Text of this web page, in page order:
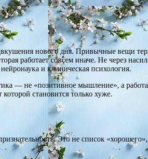
нового дня. Привычные вещи
работает совсем иначе. Не через
и клиническая психология.
— не «позитивное мышление», а
становится только хуже.
Это не список